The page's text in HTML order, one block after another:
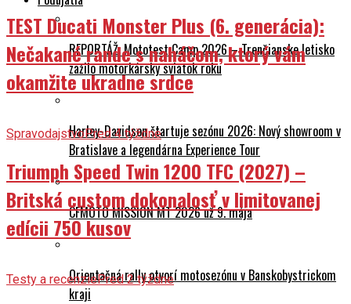
REPORTÁŽ: Mototest Camp 2026 – Trenčianske letisko
zažilo motorkársky sviatok roku
Harley-Davidson štartuje sezónu 2026: Nový showroom v
Bratislave a legendárna Experience Tour
CFMOTO MISSION MT 2026 už 9. mája
Orientačná rally otvorí motosezónu v Banskobystrickom
kraji
TEST Ducati Monster Plus (6. generácia):
Nečakané rande s naháčom, ktorý vám
okamžite ukradne srdce
SpravodajstvoPred 4 týždne
Triumph Speed Twin 1200 TFC (2027) –
Britská custom dokonalosť v limitovanej
edícii 750 kusov
Testy a recenziePred 2 týždne